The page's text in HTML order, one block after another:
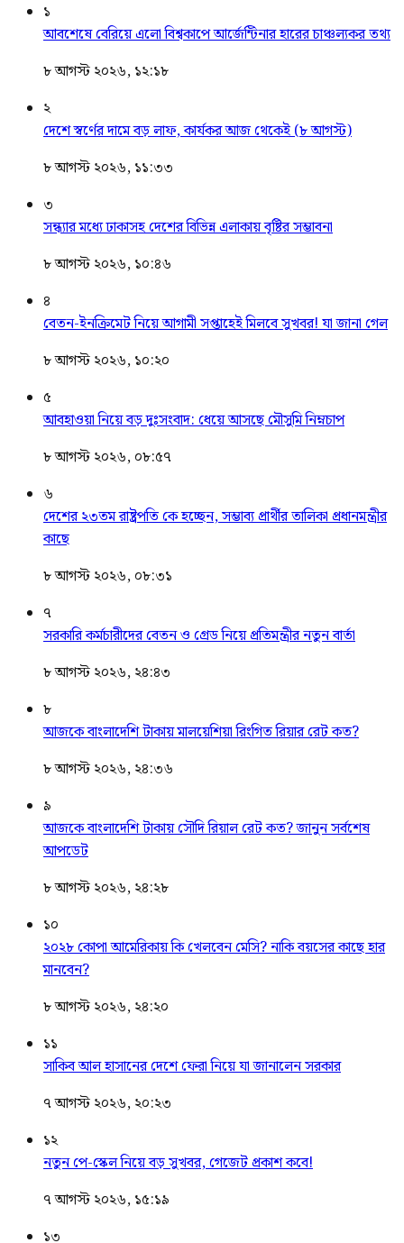
১
আবশেষে বেরিয়ে এলো বিশ্বকাপে আর্জেন্টিনার হারের চাঞ্চল্যকর তথ্য
৮ আগস্ট ২০২৬, ১২:১৮
২
দেশে স্বর্ণের দামে বড় লাফ, কার্যকর আজ থেকেই (৮ আগস্ট)
৮ আগস্ট ২০২৬, ১১:৩৩
৩
সন্ধ্যার মধ্যে ঢাকাসহ দেশের বিভিন্ন এলাকায় বৃষ্টির সম্ভাবনা
৮ আগস্ট ২০২৬, ১০:৪৬
৪
বেতন-ইনক্রিমেট নিয়ে আগামী সপ্তাহেই মিলবে সুখবর! যা জানা গেল
৮ আগস্ট ২০২৬, ১০:২০
৫
আবহাওয়া নিয়ে বড় দুঃসংবাদ: ধেয়ে আসছে মৌসুমি নিম্নচাপ
৮ আগস্ট ২০২৬, ০৮:৫৭
৬
দেশের ২৩তম রাষ্ট্রপতি কে হচ্ছেন, সম্ভাব্য প্রার্থীর তালিকা প্রধানমন্ত্রীর
কাছে
৮ আগস্ট ২০২৬, ০৮:৩১
৭
সরকারি কর্মচারীদের বেতন ও গ্রেড নিয়ে প্রতিমন্ত্রীর নতুন বার্তা
৮ আগস্ট ২০২৬, ২৪:৪৩
৮
আজকে বাংলাদেশি টাকায় মালয়েশিয়া রিংগিত রিয়ার রেট কত?
৮ আগস্ট ২০২৬, ২৪:৩৬
৯
আজকে বাংলাদেশি টাকায় সৌদি রিয়াল রেট কত? জানুন সর্বশেষ
আপডেট
৮ আগস্ট ২০২৬, ২৪:২৮
১০
২০২৮ কোপা আমেরিকায় কি খেলবেন মেসি? নাকি বয়সের কাছে হার
মানবেন?
৮ আগস্ট ২০২৬, ২৪:২০
১১
সাকিব আল হাসানের দেশে ফেরা নিয়ে যা জানালেন সরকার
৭ আগস্ট ২০২৬, ২০:২৩
১২
নতুন পে-স্কেল নিয়ে বড় সুখবর, গেজেট প্রকাশ কবে!
৭ আগস্ট ২০২৬, ১৫:১৯
১৩